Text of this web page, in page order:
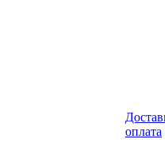
оплата